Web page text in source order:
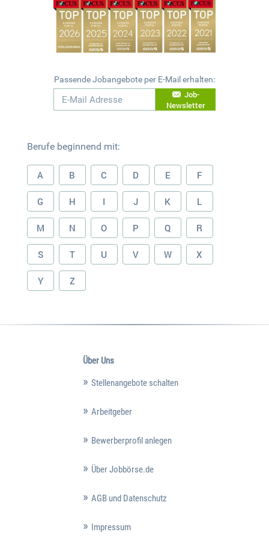
Passende Jobangebote per E-Mail erhalten:
Job-
Newsletter
Berufe beginnend mit:
A B C D E F
G H I J K L
M N O P Q R
S T U V W X
Y Z
Über Uns
Stellenangebote schalten
Arbeitgeber
Bewerberprofil anlegen
Über Jobbörse.de
AGB und Datenschutz
Impressum